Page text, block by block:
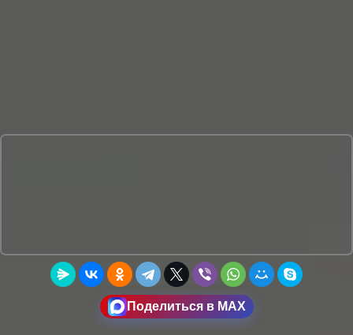
Поделиться в MAX